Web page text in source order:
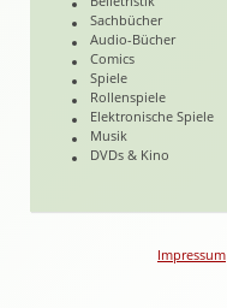
Sachbücher
Audio-Bücher
Comics
Spiele
Rollenspiele
Elektronische Spiele
Musik
DVDs & Kino
Impressum